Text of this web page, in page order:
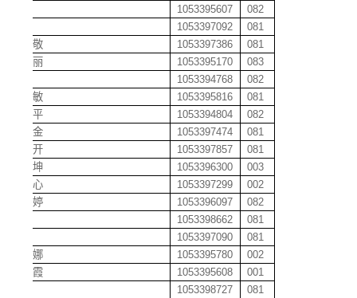
1053395607
082
1053397092
081
封献敬
1053397386
081
冯闯丽
1053395170
083
1053394768
082
冯娜敏
1053395816
081
冯绍平
1053394804
082
冯小金
1053397474
081
冯叶开
1053397857
081
冯玉坤
1053396300
003
冯中心
1053397299
002
冯婷婷
1053396097
082
1053398662
081
1053397090
081
傅艺娜
1053395780
002
付彩霞
1053395608
001
1053398727 081